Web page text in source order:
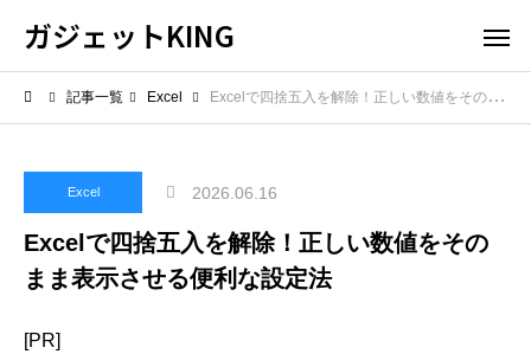
ガジェットKING
記事一覧 Excel Excelで四捨五入を解除！正しい数値をそのまま表示させる便利な設定法
Excel 2026.06.16
Excelで四捨五入を解除！正しい数値をその
まま表示させる便利な設定法
[PR]